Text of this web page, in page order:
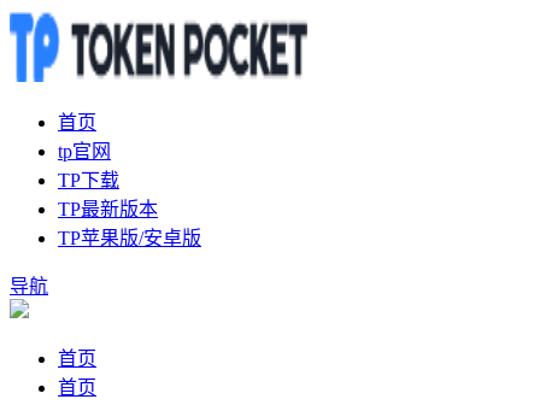
首页
tp官网
TP下载
TP最新版本
TP苹果版/安卓版
导航
首页
首页